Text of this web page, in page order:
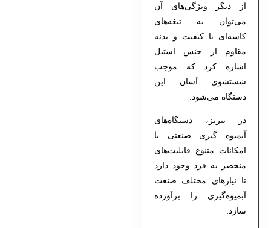
از دیگر ویژگی‌های آن
می‌توان به تیغه‌های
کاسه‌ای با کیفیت و بدنه
مقاوم از جنس استیل
اشاره کرد که موجب
شستشوی آسان این
دستگاه می‌شود.
در تبریز، دستگاه‌های
آبمیوه گیری صنعتی با
امکانات متنوع قابلیت‌های
منحصر به فرد وجود دارد
تا نیازهای مختلف صنعت
آبمیوه‌گیری را برآورده
سازد.